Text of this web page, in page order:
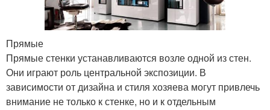
Прямые
Прямые стенки устанавливаются возле одной из стен.
Они играют роль центральной экспозиции. В
зависимости от дизайна и стиля хозяева могут привлечь
внимание не только к стенке, но и к отдельным